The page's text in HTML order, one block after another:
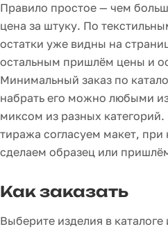
Правило простое — чем
цена за штуку. По
остатки уже видны на
остальным пришлём цены и
Минимальный заказ по
набрать его можно любыми
миксом из разных
тиража согласуем макет,
сделаем образец или
Как заказать
Выберите изделия в